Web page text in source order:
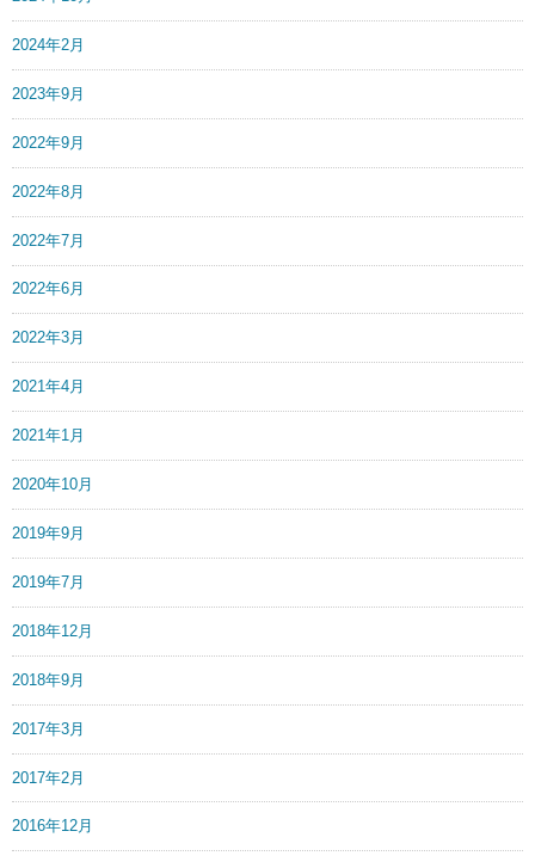
2024年2月
2023年9月
2022年9月
2022年8月
2022年7月
2022年6月
2022年3月
2021年4月
2021年1月
2020年10月
2019年9月
2019年7月
2018年12月
2018年9月
2017年3月
2017年2月
2016年12月